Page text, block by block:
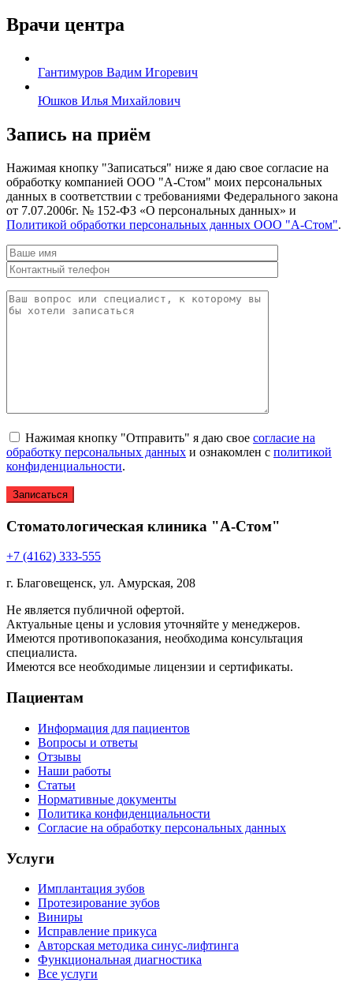
Врачи центра
Гантимуров Вадим Игоревич
Юшков Илья Михайлович
Запись на приём
Нажимая кнопку "Записаться" ниже я даю свое согласие на
обработку компанией ООО "А-Стом" моих персональных
данных в соответствии с требованиями Федерального закона
от 7.07.2006г. № 152-ФЗ «О персональных данных» и
Политикой обработки персональных данных ООО "А-Стом".
Нажимая кнопку "Отправить" я даю свое согласие на
обработку персональных данных и ознакомлен с политикой
конфиденциальности.
Стоматологическая клиника "А-Стом"
+7 (4162) 333-555
г. Благовещенск, ул. Амурская, 208
Не является публичной офертой.
Актуальные цены и условия уточняйте у менеджеров.
Имеются противопоказания, необходима консультация
специалиста.
Имеются все необходимые лицензии и сертификаты.
Пациентам
Информация для пациентов
Вопросы и ответы
Отзывы
Наши работы
Статьи
Нормативные документы
Политика конфиденциальности
Согласие на обработку персональных данных
Услуги
Имплантация зубов
Протезирование зубов
Виниры
Исправление прикуса
Авторская методика синус-лифтинга
Функциональная диагностика
Все услуги